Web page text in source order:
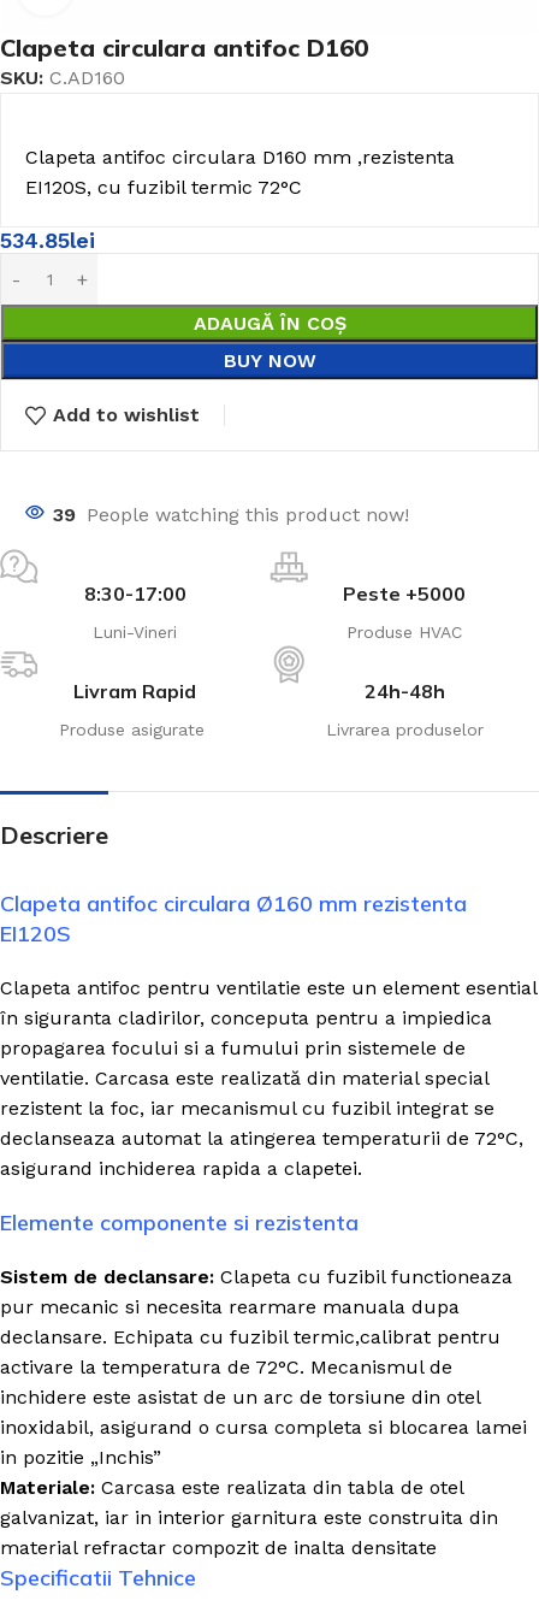
Clapeta circulara antifoc D160
SKU: C.AD160
Clapeta antifoc circulara D160 mm ,rezistenta
EI120S, cu fuzibil termic 72°C
534.85lei
ADAUGĂ ÎN COȘ
BUY NOW
Add to wishlist
39 People watching this product now!
8:30-17:00
Luni-Vineri
Peste +5000
Produse HVAC
Livram Rapid
Produse asigurate
24h-48h
Livrarea produselor
Descriere
Clapeta antifoc circulara Ø160 mm rezistenta
EI120S
Clapeta antifoc pentru ventilatie este un element esential
în siguranta cladirilor, conceputa pentru a impiedica
propagarea focului si a fumului prin sistemele de
ventilatie. Carcasa este realizată din material special
rezistent la foc, iar mecanismul cu fuzibil integrat se
declanseaza automat la atingerea temperaturii de 72°C,
asigurand inchiderea rapida a clapetei.
Elemente componente si rezistenta
Sistem de declansare: Clapeta cu fuzibil functioneaza
pur mecanic si necesita rearmare manuala dupa
declansare. Echipata cu fuzibil termic,calibrat pentru
activare la temperatura de 72°C. Mecanismul de
inchidere este asistat de un arc de torsiune din otel
inoxidabil, asigurand o cursa completa si blocarea lamei
in pozitie „Inchis”
Materiale: Carcasa este realizata din tabla de otel
galvanizat, iar in interior garnitura este construita din
material refractar compozit de inalta densitate
Specificatii Tehnice